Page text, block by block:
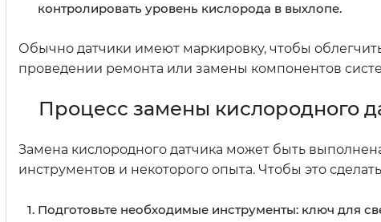
контролировать уровень кислорода в выхлопе.
Обычно датчики имеют маркировку, чтобы
проведении ремонта или замены компонентов
Процесс замены кислородного
Замена кислородного датчика может быть
инструментов и некоторого опыта. Чтобы это
Подготовьте необходимые инструменты: ключ для